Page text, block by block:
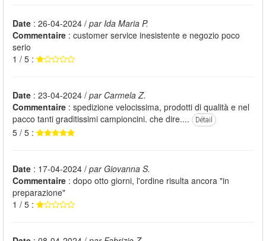
Date : 26-04-2024 / par Ida Maria P.
Commentaire : customer service inesistente e negozio poco
serio
1 / 5 :
Date : 23-04-2024 / par Carmela Z.
Commentaire : spedizione velocissima, prodotti di qualità e nel
pacco tanti graditissimi campioncini. che dire....
Détail
5 / 5 :
Date : 17-04-2024 / par Giovanna S.
Commentaire : dopo otto giorni, l'ordine risulta ancora "in
preparazione"
1 / 5 :